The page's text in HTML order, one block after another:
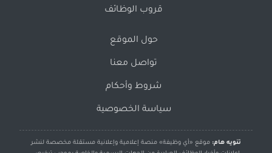
قروب الوظائف
حول الموقع
تواصل معنا
شروط وأحكام
سياسة الخصوصية
تنويه هام: موقع «أي وظيفة» منصة إعلامية وإعلانية مستقلة مخصصة لنشر